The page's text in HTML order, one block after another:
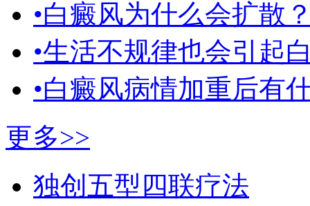
•白癜风为什么会扩散
•生活不规律也会引起
•白癜风病情加重后有
更多>>
独创五型四联疗法